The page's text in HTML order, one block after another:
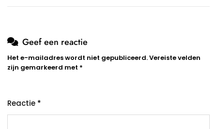
Geef een reactie
Het e-mailadres wordt niet gepubliceerd.Vereiste velden
zijn gemarkeerd met *
Reactie *